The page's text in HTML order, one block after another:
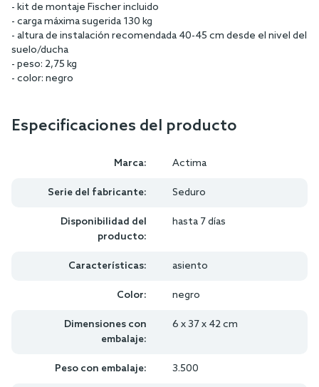
- kit de montaje Fischer incluido
- carga máxima sugerida 130 kg
- altura de instalación recomendada 40-45 cm desde el nivel del
suelo/ducha
- peso: 2,75 kg
- color: negro
Especificaciones del producto
Marca: Actima
Serie del fabricante: Seduro
Disponibilidad del
producto:
hasta 7 días
Características: asiento
Color: negro
Dimensiones con
embalaje:
6 x 37 x 42 cm
Peso con embalaje: 3.500